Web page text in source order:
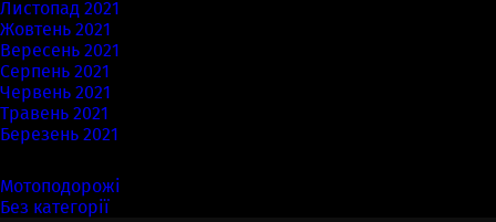
Листопад 2021
Жовтень 2021
Вересень 2021
Серпень 2021
Червень 2021
Травень 2021
Березень 2021
Мотоподорожі
Без категорії